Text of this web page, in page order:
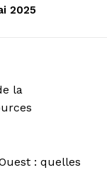
2025
la
: quelles